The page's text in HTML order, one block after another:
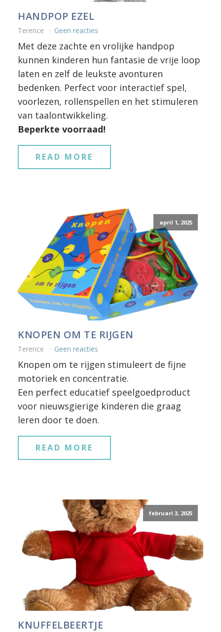
HANDPOP EZEL
Terence Geen reacties
Met deze zachte en vrolijke handpop
kunnen kinderen hun fantasie de vrije loop
laten en zelf de leukste avonturen
bedenken. Perfect voor interactief spel,
voorlezen, rollenspellen en het stimuleren
van taalontwikkeling.
Beperkte voorraad!
READ MORE
april 1, 2025
KNOPEN OM TE RIJGEN
Terence Geen reacties
Knopen om te rijgen stimuleert de fijne
motoriek en concentratie.
Een perfect educatief speelgoedproduct
voor nieuwsgierige kinderen die graag
leren door te doen.
READ MORE
februari 3, 2025
KNUFFELBEERTJE